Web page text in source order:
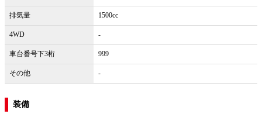
排気量 1500cc
4WD -
車台番号下3桁 999
その他 -
装備